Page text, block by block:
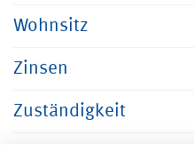
Wohnsitz
Zinsen
Zuständigkeit